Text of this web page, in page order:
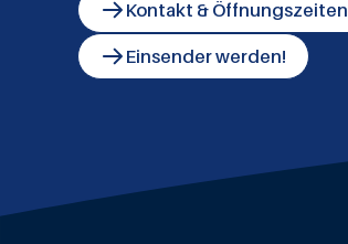
Kontakt & Öffnungszeiten
Einsender werden!